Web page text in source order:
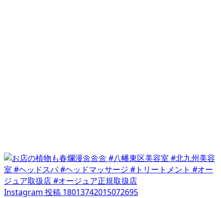
Instagram 投稿 18013742015072695